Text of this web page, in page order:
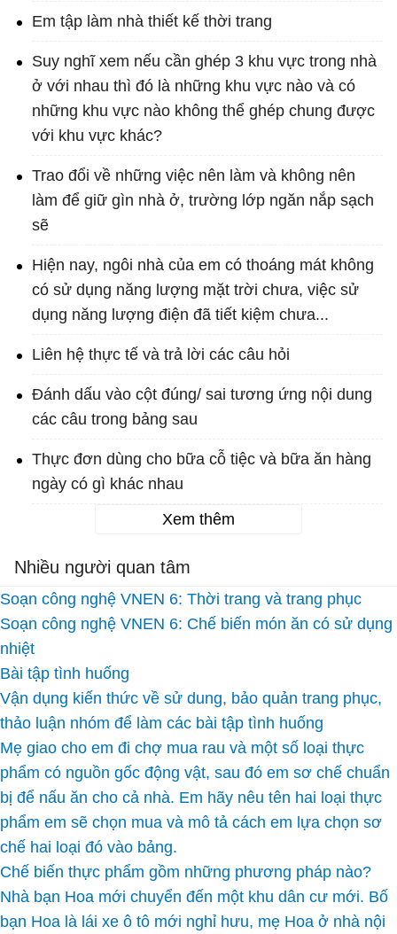
Em tập làm nhà thiết kế thời trang
Suy nghĩ xem nếu cần ghép 3 khu vực trong nhà
ở với nhau thì đó là những khu vực nào và có
những khu vực nào không thể ghép chung được
với khu vực khác?
Trao đổi về những việc nên làm và không nên
làm để giữ gìn nhà ở, trường lớp ngăn nắp sạch
sẽ
Hiện nay, ngôi nhà của em có thoáng mát không
có sử dụng năng lượng mặt trời chưa, việc sử
dụng năng lượng điện đã tiết kiệm chưa...
Liên hệ thực tế và trả lời các câu hỏi
Đánh dấu vào cột đúng/ sai tương ứng nội dung
các câu trong bảng sau
Thực đơn dùng cho bữa cỗ tiệc và bữa ăn hàng
ngày có gì khác nhau
Xem thêm
Nhiều người quan tâm
Soạn công nghệ VNEN 6: Thời trang và trang phục
Soạn công nghệ VNEN 6: Chế biến món ăn có sử dụng
nhiệt
Bài tập tình huống
Vận dụng kiến thức về sử dung, bảo quản trang phục,
thảo luận nhóm để làm các bài tập tình huống
Mẹ giao cho em đi chợ mua rau và một số loại thực
phẩm có nguồn gốc động vật, sau đó em sơ chế chuẩn
bị để nấu ăn cho cả nhà. Em hãy nêu tên hai loại thực
phẩm em sẽ chọn mua và mô tả cách em lựa chọn sơ
chế hai loại đó vào bảng.
Chế biến thực phẩm gồm những phương pháp nào?
Nhà bạn Hoa mới chuyển đến một khu dân cư mới. Bố
bạn Hoa là lái xe ô tô mới nghỉ hưu, mẹ Hoa ở nhà nội